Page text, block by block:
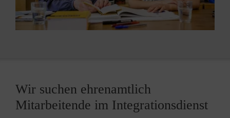
Landes oder aus einem Land bzw. in ein
anderes Land.
Flüchtlingshilfe, bei denen Sie sich
ehrenamtlich engagieren können. Geben Sie
Erfahrungen helfen möchten.
ausgeführte Erwerbsarbeit.
Mehr zum Ehrenamt bei den Maltesern
Verfolgung Asyl zu suchen und zu genießen."
(vgl. Artikel 14 der Allgemeinen Erklärung der
Menschenrechte)
Wir suchen ehrenamtlich
Mitarbeitende im Integrationsdienst